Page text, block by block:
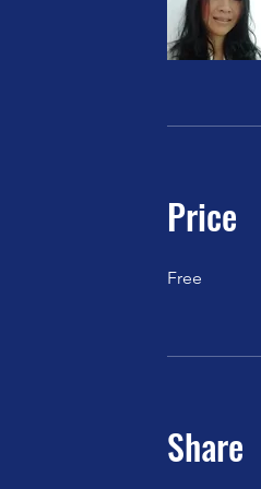
Price
Free
Share